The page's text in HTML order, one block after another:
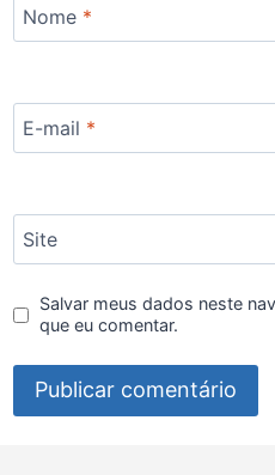
Nome *
E-mail *
Site
Salvar meus dados neste
que eu comentar.